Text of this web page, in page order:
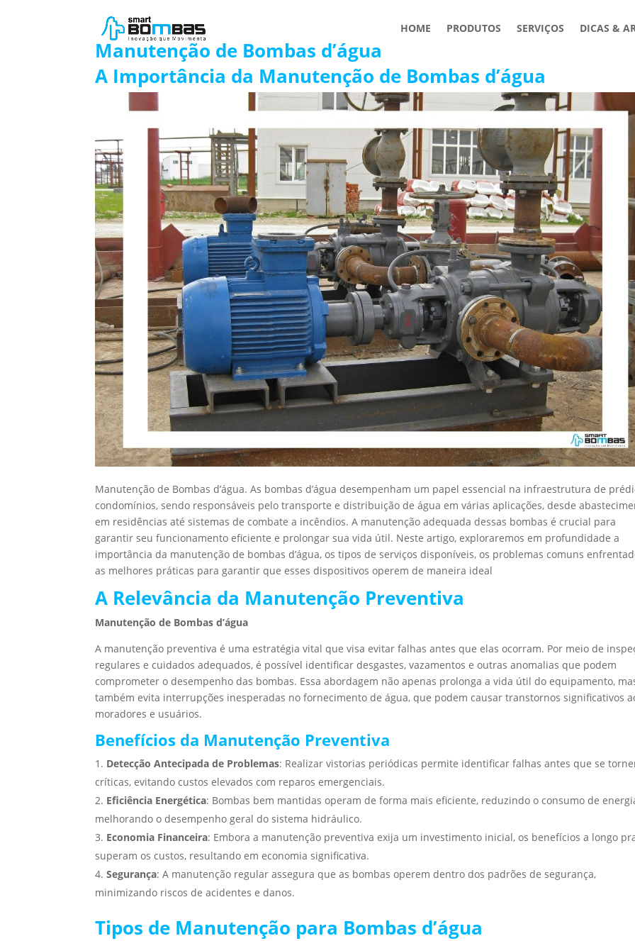
HOME PRODUTOS SERVIÇOS DICAS &
Manutenção de Bombas d’água
A Importância da Manutenção de Bombas d’água
Manutenção de Bombas d’água. As bombas d’água desempenham um papel essencial na infraestrutura de
condomínios, sendo responsáveis pelo transporte e distribuição de água em várias aplicações, desde
em residências até sistemas de combate a incêndios. A manutenção adequada dessas bombas é crucial para
garantir seu funcionamento eficiente e prolongar sua vida útil. Neste artigo, exploraremos em profundidade a
importância da manutenção de bombas d’água, os tipos de serviços disponíveis, os problemas comuns
as melhores práticas para garantir que esses dispositivos operem de maneira ideal
A Relevância da Manutenção Preventiva
Manutenção de Bombas d’água
A manutenção preventiva é uma estratégia vital que visa evitar falhas antes que elas ocorram. Por meio de
regulares e cuidados adequados, é possível identificar desgastes, vazamentos e outras anomalias que podem
comprometer o desempenho das bombas. Essa abordagem não apenas prolonga a vida útil do equipamento,
também evita interrupções inesperadas no fornecimento de água, que podem causar transtornos significativos
moradores e usuários.
Benefícios da Manutenção Preventiva
Detecção Antecipada de Problemas: Realizar vistorias periódicas permite identificar falhas antes que se
críticas, evitando custos elevados com reparos emergenciais.
Eficiência Energética: Bombas bem mantidas operam de forma mais eficiente, reduzindo o consumo de
melhorando o desempenho geral do sistema hidráulico.
Economia Financeira: Embora a manutenção preventiva exija um investimento inicial, os benefícios a longo
superam os custos, resultando em economia significativa.
Segurança: A manutenção regular assegura que as bombas operem dentro dos padrões de segurança,
minimizando riscos de acidentes e danos.
Tipos de Manutenção para Bombas d’água